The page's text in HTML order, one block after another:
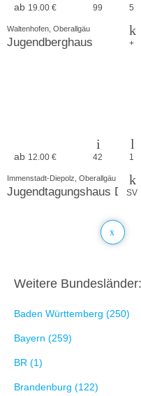
ab 19.00 € 99 5
+
Waltenhofen, Oberallgäu
Jugendberghaus
ab 12.00 € 42 1
SV
Immenstadt-Diepolz, Oberallgäu
Jugendtagungshaus
Weitere Bundesländer:
Baden Württemberg (250)
Bayern (259)
BR (1)
Brandenburg (122)